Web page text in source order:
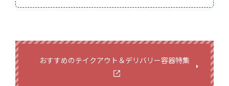
おすすめのテイクアウト＆デリバリー容器特集